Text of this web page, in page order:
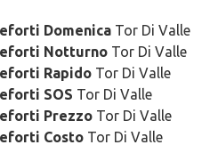
Domenica Tor Di Valle
Notturno Tor Di Valle
Rapido Tor Di Valle
SOS Tor Di Valle
Prezzo Tor Di Valle
Costo Tor Di Valle